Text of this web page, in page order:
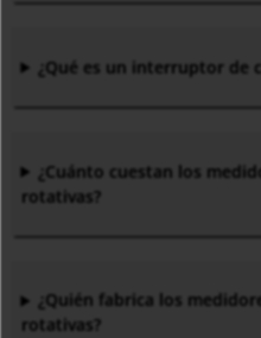
¿Qué es un interruptor de
¿Cuánto cuestan los
rotativas?
¿Quién fabrica los
rotativas?